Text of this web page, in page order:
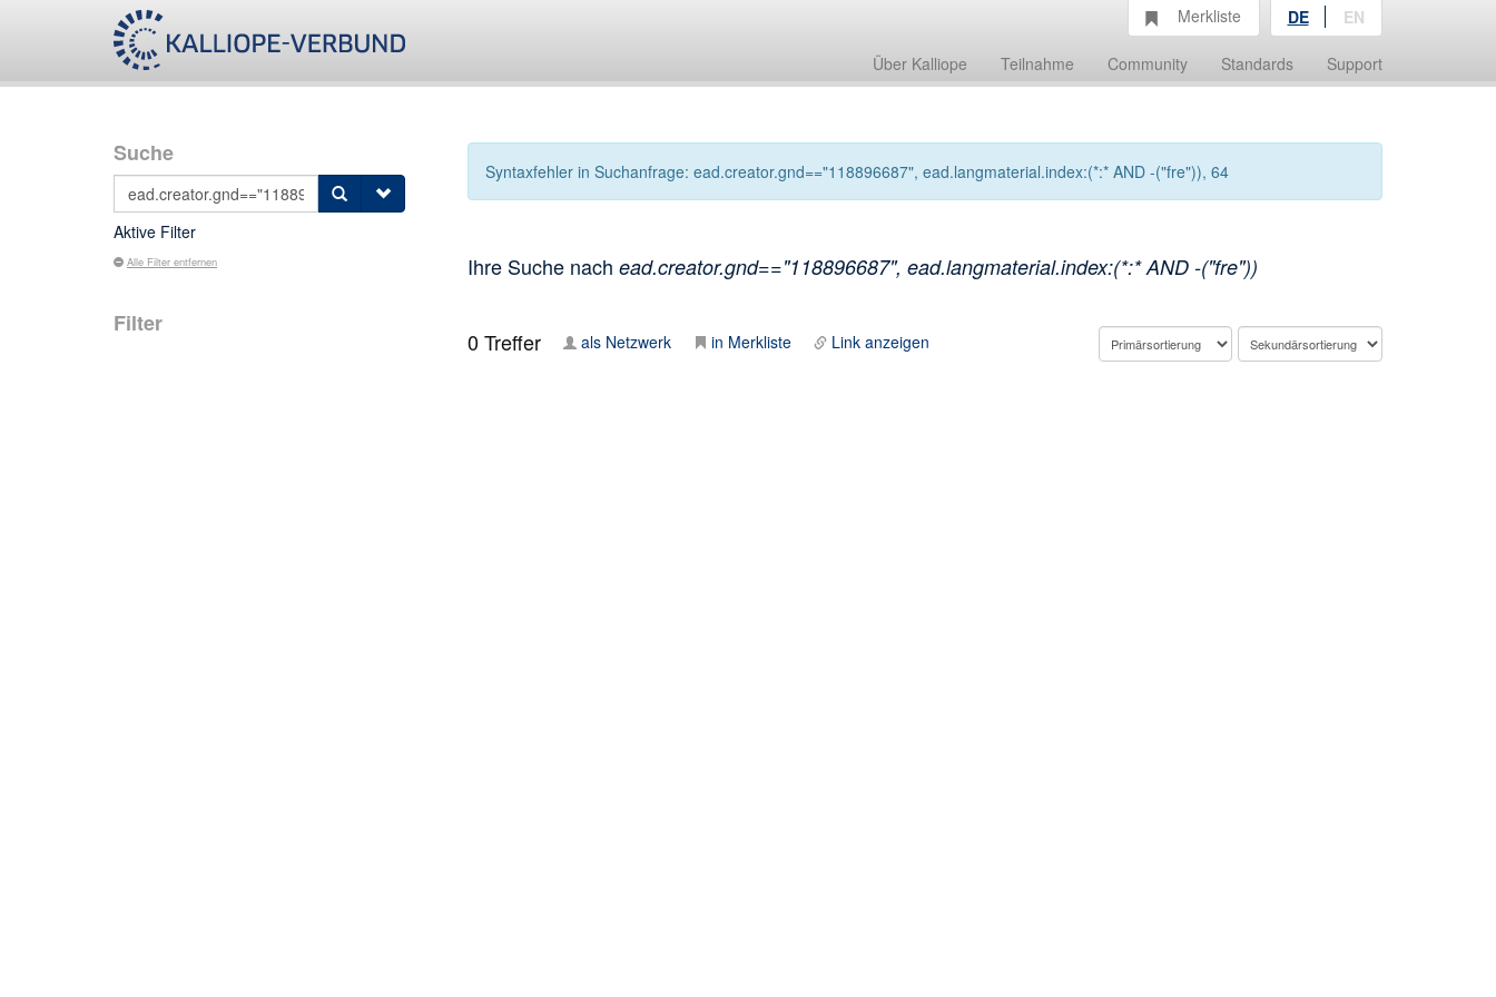
Über Kalliope Teilnahme Community Standards Support
Merkliste DE EN
Suche
Aktive Filter
Alle Filter entfernen
Filter
Syntaxfehler in Suchanfrage: ead.creator.gnd=="118896687", ead.langmaterial.index:(*:* AND -("fre")), 64
Ihre Suche nach ead.creator.gnd=="118896687", ead.langmaterial.index:(*:* AND -("fre"))
0Treffer als Netzwerk in Merkliste Link anzeigen